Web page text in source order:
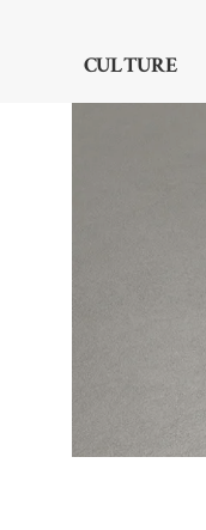
CULTURE